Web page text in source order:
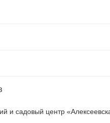
и садовый центр